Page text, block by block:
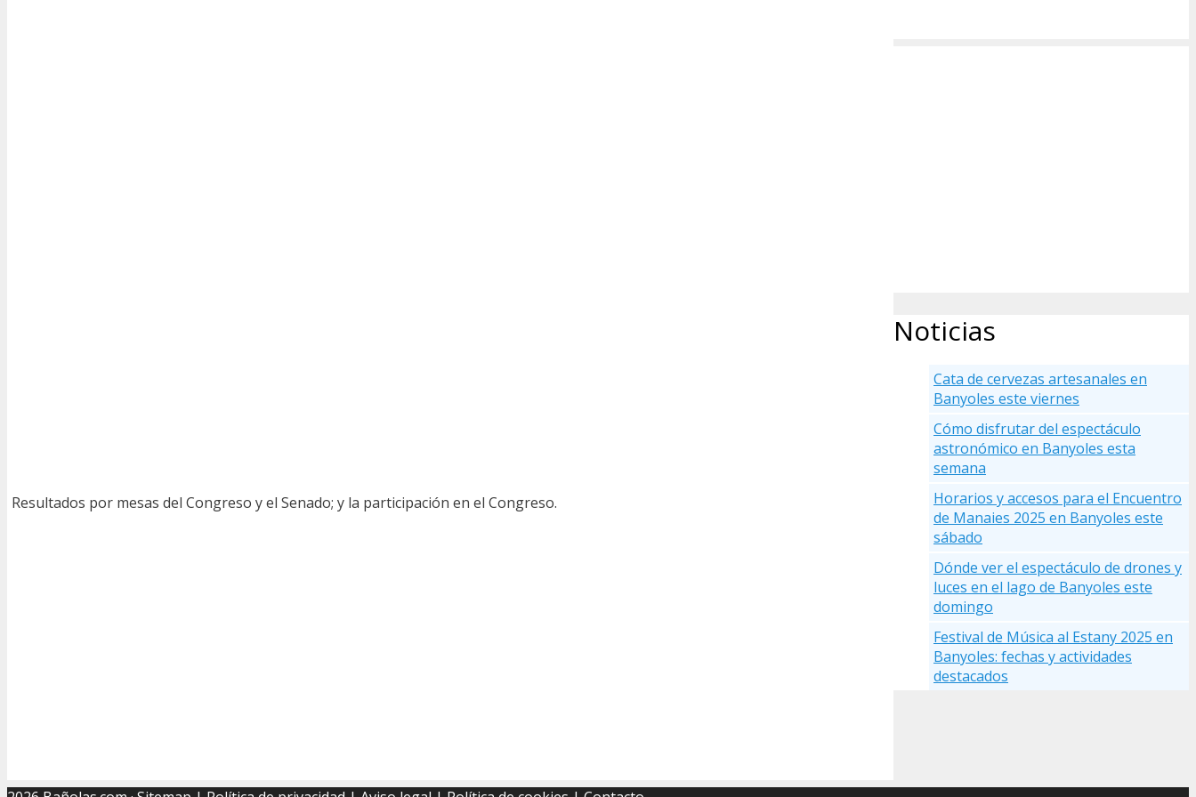
Resultados por mesas del Congreso y el Senado; y la participación en el Congreso.
Noticias
Cata de cervezas artesanales en
Banyoles este viernes
Cómo disfrutar del espectáculo
astronómico en Banyoles esta
semana
Horarios y accesos para el Encuentro
de Manaies 2025 en Banyoles este
sábado
Dónde ver el espectáculo de drones y
luces en el lago de Banyoles este
domingo
Festival de Música al Estany 2025 en
Banyoles: fechas y actividades
destacados